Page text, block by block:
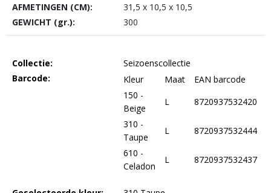
AFMETINGEN (CM):
31,5 x 10,5 x 10,5
GEWICHT (gr.):
300
Collectie:
Seizoenscollectie
Barcode:
Kleur Maat
EAN barcode
150 -
Beige
L
8720937532420
310 -
Taupe
L
8720937532444
610 -
Celadon
L 8720937532437